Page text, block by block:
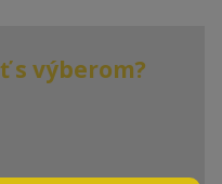
s výberom?